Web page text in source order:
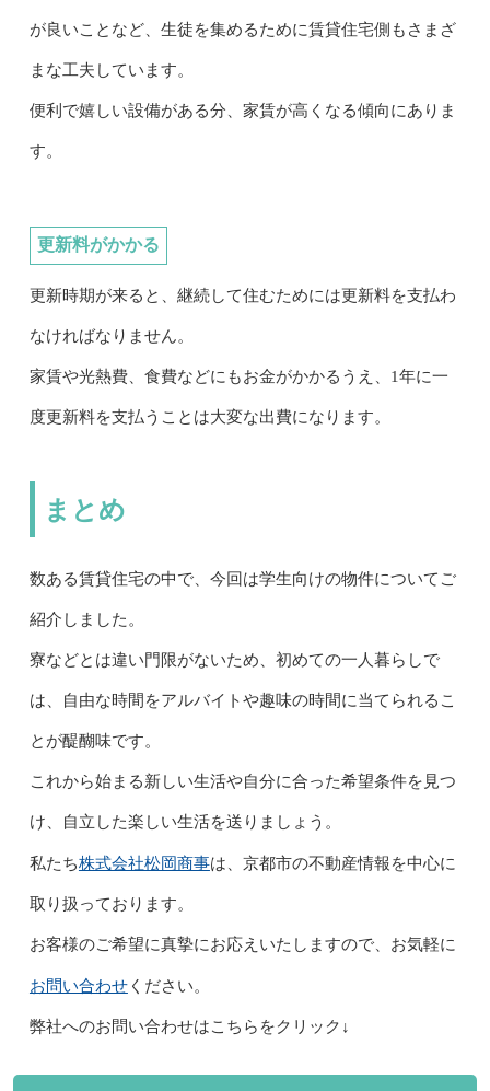
が良いことなど、生徒を集めるために賃貸住宅側もさまざ
まな工夫しています。
便利で嬉しい設備がある分、家賃が高くなる傾向にありま
す。
更新料がかかる
更新時期が来ると、継続して住むためには更新料を支払わ
なければなりません。
家賃や光熱費、食費などにもお金がかかるうえ、1年に一
度更新料を支払うことは大変な出費になります。
まとめ
数ある賃貸住宅の中で、今回は学生向けの物件についてご
紹介しました。
寮などとは違い門限がないため、初めての一人暮らしで
は、自由な時間をアルバイトや趣味の時間に当てられるこ
とが醍醐味です。
これから始まる新しい生活や自分に合った希望条件を見つ
け、自立した楽しい生活を送りましょう。
私たち株式会社松岡商事は、京都市の不動産情報を中心に
取り扱っております。
お客様のご希望に真摯にお応えいたしますので、お気軽に
お問い合わせください。
弊社へのお問い合わせはこちらをクリック↓